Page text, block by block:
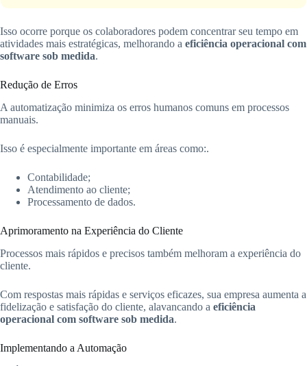
Isso ocorre porque os colaboradores podem concentrar seu tempo em
atividades mais estratégicas, melhorando a eficiência operacional com
software sob medida.
Redução de Erros
A automatização minimiza os erros humanos comuns em processos
manuais.
Isso é especialmente importante em áreas como:.
Contabilidade;
Atendimento ao cliente;
Processamento de dados.
Aprimoramento na Experiência do Cliente
Processos mais rápidos e precisos também melhoram a experiência do
cliente.
Com respostas mais rápidas e serviços eficazes, sua empresa aumenta a
fidelização e satisfação do cliente, alavancando a eficiência
operacional com software sob medida.
Implementando a Automação